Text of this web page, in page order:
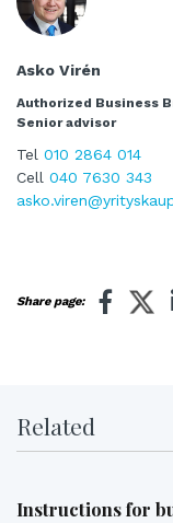
Asko Virén
Authorized Business
Senior advisor
Tel 010 2864 014
Cell 040 7630 343
Share page:
Related
Instructions for